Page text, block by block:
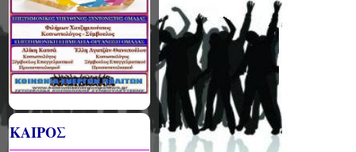
ΚΑΙΡΟΣ